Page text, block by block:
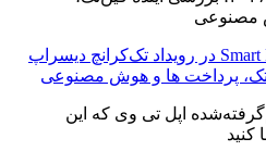
رونمایی از استیج Smart Money در رویداد تک‌کرانچ دیسراپ